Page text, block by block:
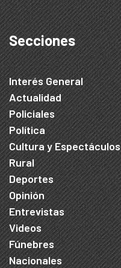
Secciones
Interés General
Actualidad
Policiales
Política
Cultura y Espectáculos
Rural
Deportes
Opinión
Entrevistas
Videos
Fúnebres
Nacionales